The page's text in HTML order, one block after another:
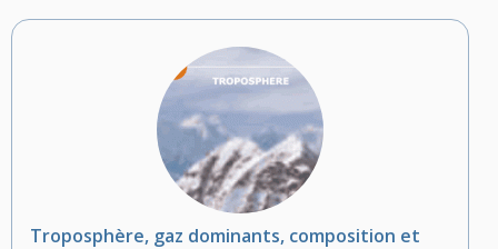
Troposphère, gaz dominants, composition et